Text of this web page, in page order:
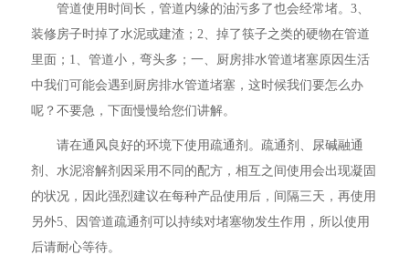
管道使用时间长，管道内缘的油污多了也会经常堵。3、
装修房子时掉了水泥或建渣；2、掉了筷子之类的硬物在管道
里面；1、管道小，弯头多；一、厨房排水管道堵塞原因生活
中我们可能会遇到厨房排水管道堵塞，这时候我们要怎么办
呢？不要急，下面慢慢给您们讲解。
请在通风良好的环境下使用疏通剂。疏通剂、尿碱融通
剂、水泥溶解剂因采用不同的配方，相互之间使用会出现凝固
的状况，因此强烈建议在每种产品使用后，间隔三天，再使用
另外5、因管道疏通剂可以持续对堵塞物发生作用，所以使用
后请耐心等待。